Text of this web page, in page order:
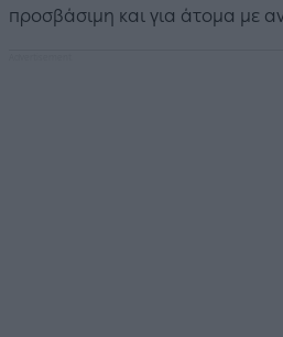
προσβάσιμη και για άτομα με